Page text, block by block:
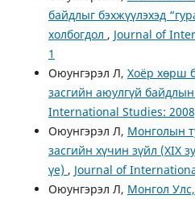
байдлыг бэхжүүлэхэд
холбогдол , Journal of
1
Оюунгэрэл Л, Хоёр хөрш
засгийн аюулгүй байдлын
International Studies:
Оюунгэрэл Л, Монголын
засгийн хүчин зүйл (XIX
үе) , Journal of
Оюунгэрэл Л, Монгол